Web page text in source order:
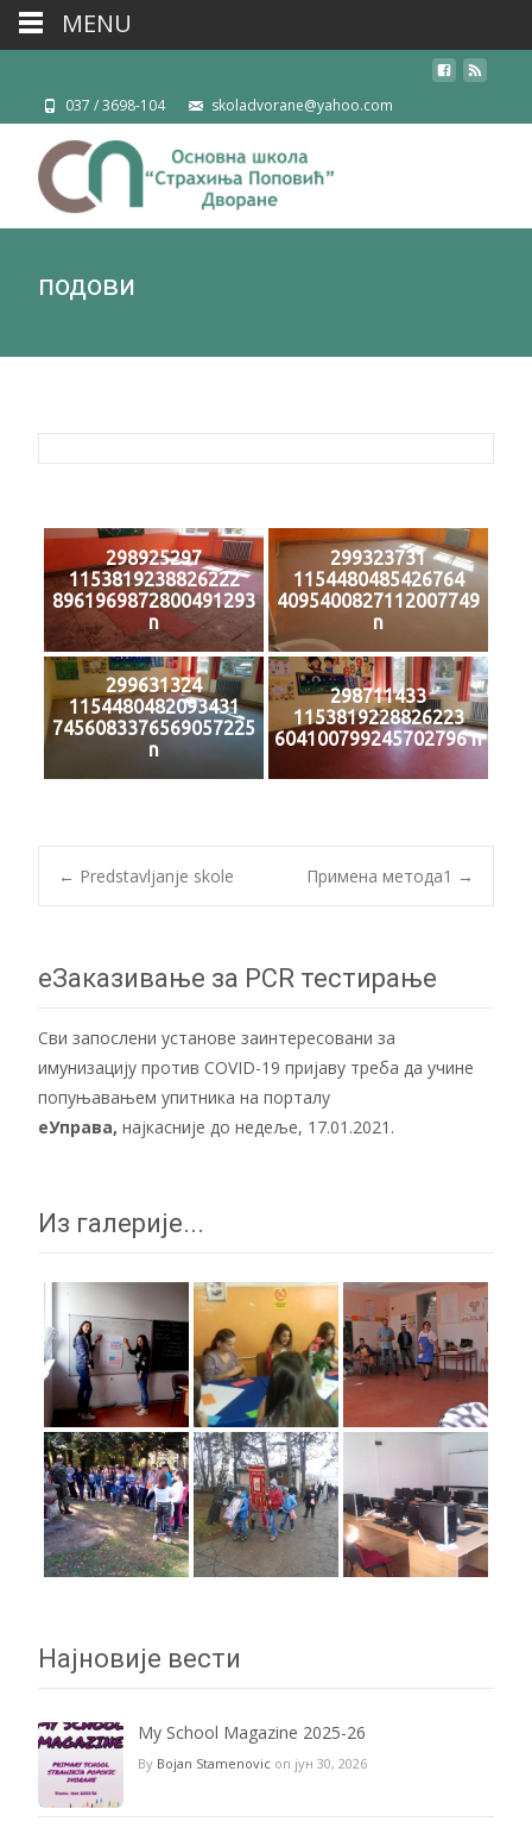
037 / 3698-104 skoladvorane@yahoo.com
подови
298925297
1153819238826222
8961969872800491293
n
299323731
1154480485426764
4095400827112007749
n
299631324
1154480482093431
7456083376569057225
n
298711433
1153819228826223
604100799245702796 n
Post
navigation
← Predstavljanje skole Примена метода1 →
еЗаказивање за PCR тестирање
Сви запослени установе заинтересовани за
имунизацију против COVID-19 пријаву треба да учине
попуњавањем упитника на порталу
еУправа, најкасније до недеље, 17.01.2021.
Из галерије...
Најновије вести
My School Magazine 2025-26
By Bojan Stamenovic on јун 30, 2026
MENU